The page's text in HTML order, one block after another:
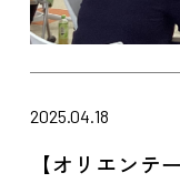
2025.04.18
【オリエンテ